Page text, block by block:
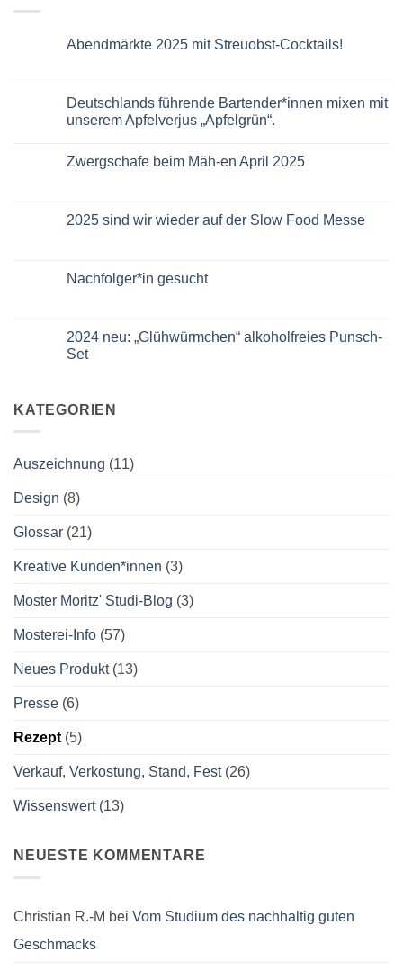
Abendmärkte 2025 mit Streuobst-Cocktails!
Abendmärkte
2025
mit
Deutschlands führende Bartender*innen mixen mit
unserem Apfelverjus „Apfelgrün“.
zu
Deutschlands
mit
Zwergschafe beim Mäh-en April 2025
Zwergschafe
beim
2025
2025 sind wir wieder auf der Slow Food Messe
2025
sind
der
Slow
Food
Nachfolger*in gesucht
Nachfolger*in
gesucht
2024 neu: „Glühwürmchen“ alkoholfreies Punsch-
Set
2024
neu:
Set
KATEGORIEN
Auszeichnung (11)
Design (8)
Glossar (21)
Kreative Kunden*innen (3)
Moster Moritz' Studi-Blog (3)
Mosterei-Info (57)
Neues Produkt(13)
Presse (6)
Rezept (5)
Verkauf, Verkostung, Stand, Fest(26)
Wissenswert(13)
NEUESTE KOMMENTARE
Christian R.-M bei Vom Studium des nachhaltig guten
Geschmacks